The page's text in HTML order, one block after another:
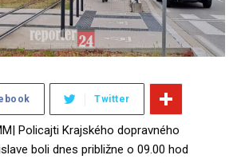
Twitter
Policajti Krajského dopravného
boli dnes približne o 09.00 hod